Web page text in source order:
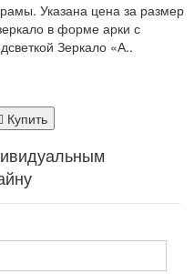
Указана цена за размер
в форме арки с
Зеркало «А..
Купить